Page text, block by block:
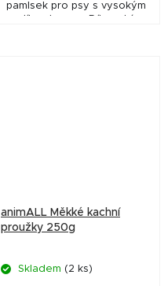
pamlsek pro psy s vysokým
animALL Měkké kachní
proužky 250g
Skladem (2 ks)